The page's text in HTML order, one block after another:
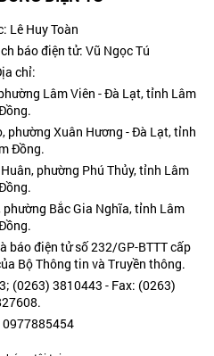
Lê Huy Toàn
báo điện tử: Vũ Ngọc Tú
chỉ:
Lâm Viên - Đà Lạt, tỉnh Lâm
phường Xuân Hương - Đà Lạt, tỉnh
Đồng.
phường Phú Thủy, tỉnh Lâm
Bắc Gia Nghĩa, tỉnh Lâm
báo điện tử số 232/GP-BTTT cấp
Bộ Thông tin và Truyền thông.
(0263) 3810443 - Fax: (0263)